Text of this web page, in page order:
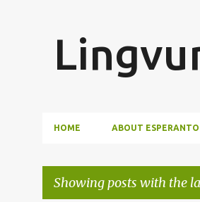
HOME ABOUT ESPERANTO
Showing posts with the